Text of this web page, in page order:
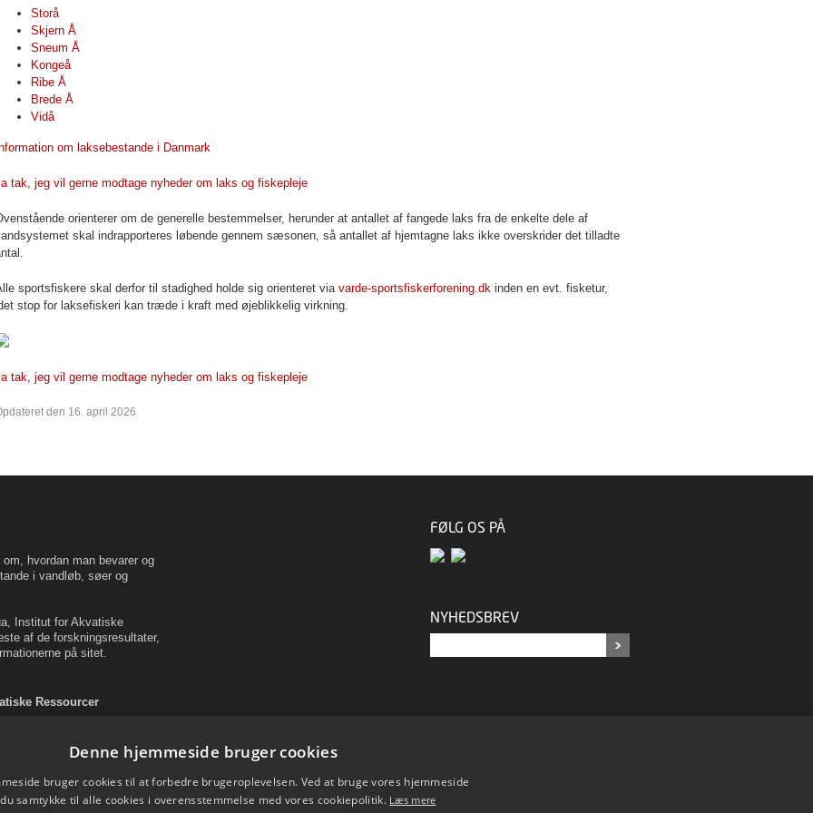
Storå
Skjern Å
Sneum Å
Kongeå
Ribe Å
Brede Å
Vidå
om laksebestande i Danmark
tak, jeg vil gerne modtage nyheder om laks og fiskepleje
orienterer om de generelle bestemmelser, herunder at antallet af fangede laks fra de enkelte dele af
skal indrapporteres løbende gennem sæsonen, så antallet af hjemtagne laks ikke overskrider det tilladte
sportsfiskere skal derfor til stadighed holde sig orienteret via varde-sportsfiskerforening.dk inden en evt. fisketur,
stop for laksefiskeri kan træde i kraft med øjeblikkelig virkning.
tak, jeg vil gerne modtage nyheder om laks og fiskepleje
den 16. april 2026
hvordan man bevarer og
i vandløb, søer og
Institut for Akvatiske
af de forskningsresultater,
på sitet.
Ressourcer
FØLG OS PÅ
NYHEDSBREV
Denne hjemmeside bruger cookies
bruger cookies til at forbedre brugeroplevelsen. Ved at bruge vores hjemmeside
samtykke til alle cookies i overensstemmelse med vores cookiepolitik. Læs mere